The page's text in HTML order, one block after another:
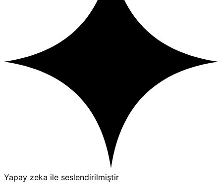
Yapay zeka ile seslendirilmiştir